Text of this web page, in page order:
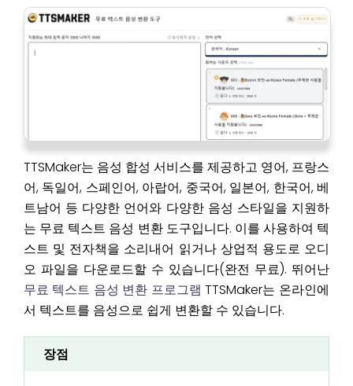
TTSMaker는 음성 합성 서비스를 제공하고 영어, 프랑스
어, 독일어, 스페인어, 아랍어, 중국어, 일본어, 한국어, 베
트남어 등 다양한 언어와 다양한 음성 스타일을 지원하
는 무료 텍스트 음성 변환 도구입니다. 이를 사용하여 텍
스트 및 전자책을 소리내어 읽거나 상업적 용도로 오디
오 파일을 다운로드할 수 있습니다(완전 무료). 뛰어난
무료 텍스트 음성 변환 프로그램 TTSMaker는 온라인에
서 텍스트를 음성으로 쉽게 변환할 수 있습니다.
장점